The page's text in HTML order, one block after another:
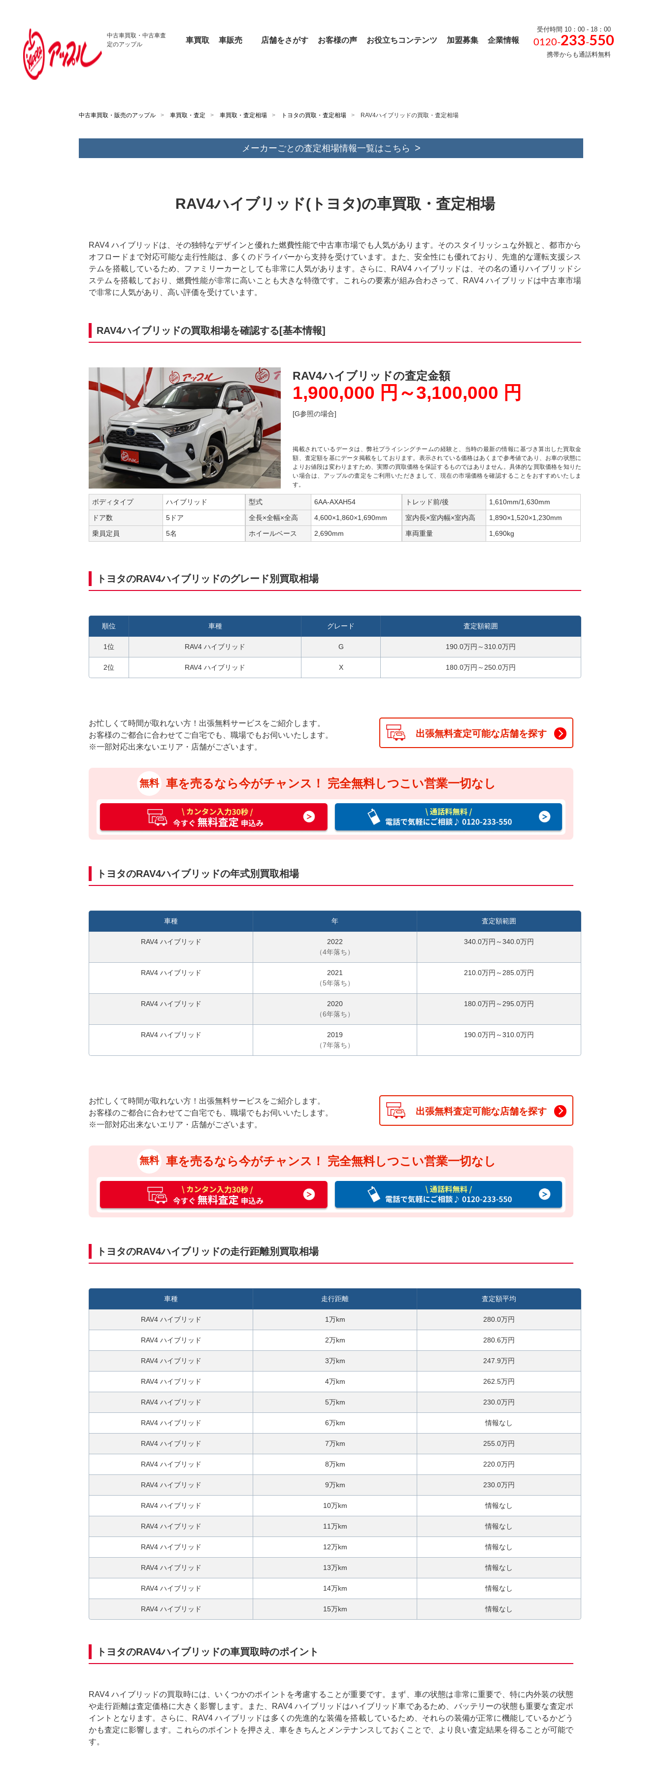
中古車買取・ 中古車査
定のアップル
車買取 車販売 店舗をさがす お客様の声 お役立ちコンテンツ 加盟募集 企業情報
受付時間 10：00 - 18：00
0120-233-550
携帯からも通話料無料
中古車買取・販売のアップル 車買取・査定 車買取・査定相場 トヨタの買取・査定相場 RAV4ハイブリッドの買取・査定相場
メーカーごとの査定相場情報一覧はこちら
RAV4ハイブリッド(トヨタ)の車買取・査定相場
RAV4 ハイブリッドは、その独特なデザインと優れた燃費性能で中古車市場でも人気があります。そのスタイリッシュな外観と、都市から
オフロードまで対応可能な走行性能は、多くのドライバーから支持を受けています。また、安全性にも優れており、先進的な運転支援シス
テムを搭載しているため、ファミリーカーとしても非常に人気があります。さらに、RAV4 ハイブリッドは、その名の通りハイブリッドシ
ステムを搭載しており、燃費性能が非常に高いことも大きな特徴です。これらの要素が組み合わさって、RAV4 ハイブリッドは中古車市場
で非常に人気があり、高い評価を受けています。
RAV4ハイブリッドの買取相場を確認する[基本情報]
RAV4ハイブリッドの査定金額
1,900,000 円～3,100,000 円
[G参照の場合]
掲載されているデータは、弊社プライシングチームの経験と、当時の最新の情報に基づき算出した買取金
額、査定額を基にデータ掲載をしております。表示されている価格はあくまで参考値であり、お車の状態に
よりお値段は変わりますため、実際の買取価格を保証するものではありません。具体的な買取価格を知りた
い場合は、アップルの査定をご利用いただきまして、現在の市場価格を確認することをおすすめいたしま
す。
ボディタイプ
ハイブリッド
ドア数
5ドア
乗員定員
5名
型式
6AA-AXAH54
全長×全幅×全高
4,600×1,860×1,690mm
ホイールベース
2,690mm
トレッド前/後
1,610mm/1,630mm
室内長×室内幅×室内高
1,890×1,520×1,230mm
車両重量
1,690kg
トヨタのRAV4ハイブリッドのグレード別買取相場
順位 車種 グレード 査定額範囲
1位 RAV4 ハイブリッド G 190.0万円～310.0万円
2位 RAV4 ハイブリッド X 180.0万円～250.0万円
お忙しくて時間が取れない方！出張無料サービスをご紹介します。
お客様のご都合に合わせてご自宅でも、職場でもお伺いいたします。
※一部対応出来ないエリア・店舗がございます。
出張無料査定可能な店舗を探す
無料 車を売るなら今がチャンス！ 完全無料しつこい営業一切なし
カ
タ
力
3
料
料
軽
に
ご
相
談
トヨタのRAV4ハイブリッドの年式別買取相場
車種 年 査定額範囲
RAV4 ハイブリッド
2022
（4年落ち）
340.0万円～340.0万円
RAV4 ハイブリッド
2021
（5年落ち）
210.0万円～285.0万円
RAV4 ハイブリッド
2020
（6年落ち）
180.0万円～295.0万円
RAV4 ハイブリッド
2019
（7年落ち）
190.0万円～310.0万円
お忙しくて時間が取れない方！出張無料サービスをご紹介します。
お客様のご都合に合わせてご自宅でも、職場でもお伺いいたします。
※一部対応出来ないエリア・店舗がございます。
出張無料査定可能な店舗を探す
無料 車を売るなら今がチャンス！ 完全無料しつこい営業一切なし
カ
タ
力
3
無
査
料
軽
に
ご
相
談
トヨタのRAV4ハイブリッドの走行距離別買取相場
車種 走行距離 査定額平均
RAV4 ハイブリッド 1万km 280.0万円
RAV4 ハイブリッド 2万km 280.6万円
RAV4 ハイブリッド 3万km 247.9万円
RAV4 ハイブリッド 4万km 262.5万円
RAV4 ハイブリッド 5万km 230.0万円
RAV4 ハイブリッド 6万km 情報なし
RAV4 ハイブリッド 7万km 255.0万円
RAV4 ハイブリッド 8万km 220.0万円
RAV4 ハイブリッド 9万km 230.0万円
RAV4 ハイブリッド 10万km 情報なし
RAV4 ハイブリッド 11万km 情報なし
RAV4 ハイブリッド 12万km 情報なし
RAV4 ハイブリッド 13万km 情報なし
RAV4 ハイブリッド 14万km 情報なし
RAV4 ハイブリッド 15万km 情報なし
トヨタのRAV4ハイブリッドの車買取時のポイント
RAV4 ハイブリッドの買取時には、いくつかのポイントを考慮することが重要です。まず、車の状態は非常に重要で、特に内外装の状態
や走行距離は査定価格に大きく影響します。また、RAV4 ハイブリッドはハイブリッド車であるため、バッテリーの状態も重要な査定ポ
イントとなります。さらに、RAV4 ハイブリッドは多くの先進的な装備を搭載しているため、それらの装備が正常に機能しているかどう
かも査定に影響します。これらのポイントを押さえ、車をきちんとメンテナンスしておくことで、より良い査定結果を得ることが可能で
す。